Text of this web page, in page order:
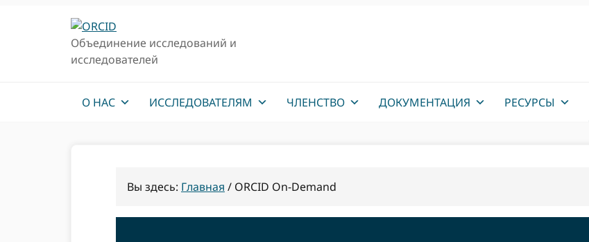
Объединение исследований и
исследователей
О НАС ИССЛЕДОВАТЕЛЯМ ЧЛЕНСТВО ДОКУМЕНТАЦИЯ РЕСУРСЫ
Вы здесь: Главная / ORCID On-Demand